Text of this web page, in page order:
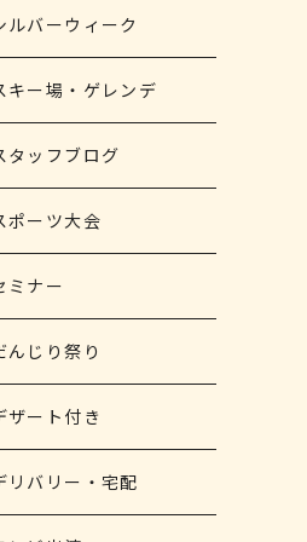
ルバーウィーク
キー場・ゲレンデ
タッフブログ
ポーツ大会
ミナー
んじり祭り
ザート付き
リバリー・宅配